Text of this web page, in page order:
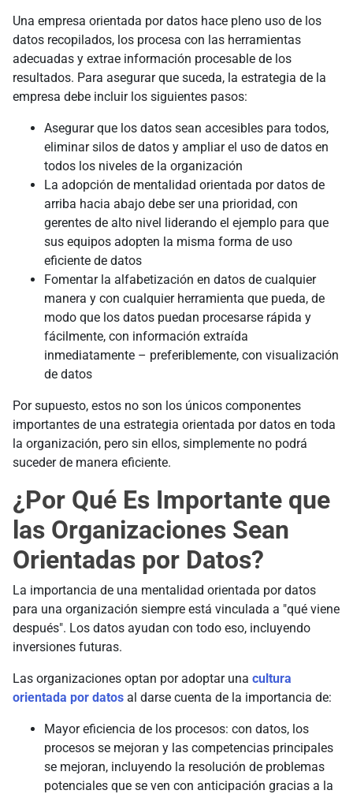
Una empresa orientada por datos hace pleno uso de los
datos recopilados, los procesa con las herramientas
adecuadas y extrae información procesable de los
resultados. Para asegurar que suceda, la estrategia de la
empresa debe incluir los siguientes pasos:
Asegurar que los datos sean accesibles para todos,
eliminar silos de datos y ampliar el uso de datos en
todos los niveles de la organización
La adopción de mentalidad orientada por datos de
arriba hacia abajo debe ser una prioridad, con
gerentes de alto nivel liderando el ejemplo para que
sus equipos adopten la misma forma de uso
eficiente de datos
Fomentar la alfabetización en datos de cualquier
manera y con cualquier herramienta que pueda, de
modo que los datos puedan procesarse rápida y
fácilmente, con información extraída
inmediatamente – preferiblemente, con visualización
de datos
Por supuesto, estos no son los únicos componentes
importantes de una estrategia orientada por datos en toda
la organización, pero sin ellos, simplemente no podrá
suceder de manera eficiente.
¿Por Qué Es Importante que
las Organizaciones Sean
Orientadas por Datos?
La importancia de una mentalidad orientada por datos
para una organización siempre está vinculada a "qué viene
después". Los datos ayudan con todo eso, incluyendo
inversiones futuras.
Las organizaciones optan por adoptar una cultura
orientada por datos al darse cuenta de la importancia de:
Mayor eficiencia de los procesos: con datos, los
procesos se mejoran y las competencias principales
se mejoran, incluyendo la resolución de problemas
potenciales que se ven con anticipación gracias a la